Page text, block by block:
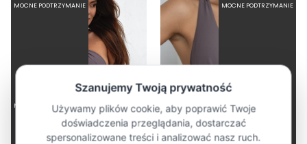
MOCNE PODTRZYMANIE MOCNE PODTRZYMANIE
MOCNE PODTRZYMANIE